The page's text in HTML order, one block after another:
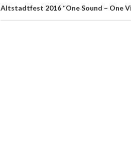
Altstadtfest 2016 “One Sound – One